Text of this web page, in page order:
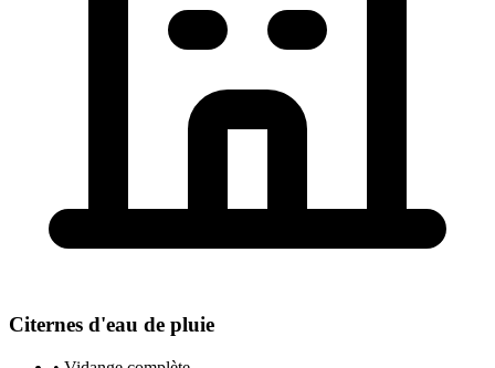
Citernes d'eau de pluie